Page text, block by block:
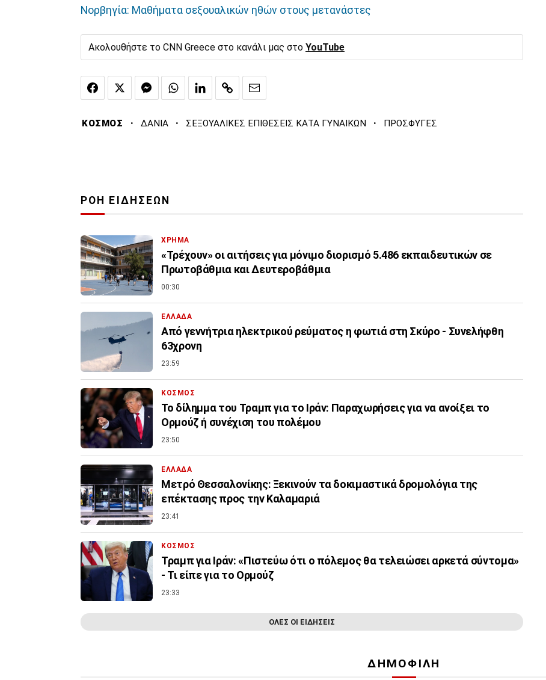
Νορβηγία: Mαθήματα σεξουαλικών ηθών στους μετανάστες
Ακολουθήστε το CNN Greece στο κανάλι μας στο YouTube
ΚΟΣΜΟΣ · ΔΑΝΙΑ · ΣΕΞΟΥΑΛΙΚΕΣ ΕΠΙΘΕΣΕΙΣ ΚΑΤΑ ΓΥΝΑΙΚΩΝ · ΠΡΟΣΦΥΓΕΣ
ΡΟΗ ΕΙΔΗΣΕΩΝ
ΧΡΗΜΑ
«Τρέχουν» οι αιτήσεις για μόνιμο διορισμό 5.486 εκπαιδευτικών σε
Πρωτοβάθμια και Δευτεροβάθμια
00:30
ΕΛΛΑΔΑ
Από γεννήτρια ηλεκτρικού ρεύματος η φωτιά στη Σκύρο - Συνελήφθη
63χρονη
23:59
ΚΟΣΜΟΣ
Το δίλημμα του Τραμπ για το Ιράν: Παραχωρήσεις για να ανοίξει το
Ορμούζ ή συνέχιση του πολέμου
23:50
ΕΛΛΑΔΑ
Μετρό Θεσσαλονίκης: Ξεκινούν τα δοκιμαστικά δρομολόγια της
επέκτασης προς την Καλαμαριά
23:41
ΚΟΣΜΟΣ
Τραμπ για Ιράν: «Πιστεύω ότι ο πόλεμος θα τελειώσει αρκετά σύντομα»
- Τι είπε για το Ορμούζ
23:33
ΟΛΕΣ ΟΙ ΕΙΔΗΣΕΙΣ
ΔΗΜΟΦΙΛΗ